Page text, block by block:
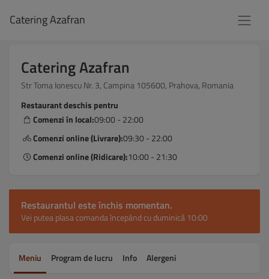
Catering Azafran
Catering Azafran
Str Toma Ionescu Nr. 3, Campina 105600, Prahova, Romania
Restaurant deschis pentru
Comenzi în local:09:00 - 22:00
Comenzi online (Livrare):09:30 - 22:00
Comenzi online (Ridicare):10:00 - 21:30
Restaurantul este închis momentan.
Vei putea plasa comanda începând cu duminică 10:00
Meniu Program de lucru Info Alergeni